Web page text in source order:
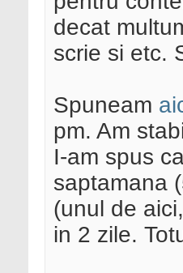
decat
scrie si etc.
Spuneam
pm. Am
I-am spus
saptamana
(unul de
in 2 zile.